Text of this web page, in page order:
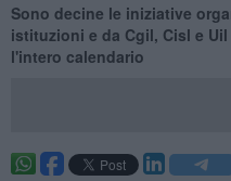
Sono decine le iniziative
istituzioni e da Cgil, Cisl e
l'intero calendario